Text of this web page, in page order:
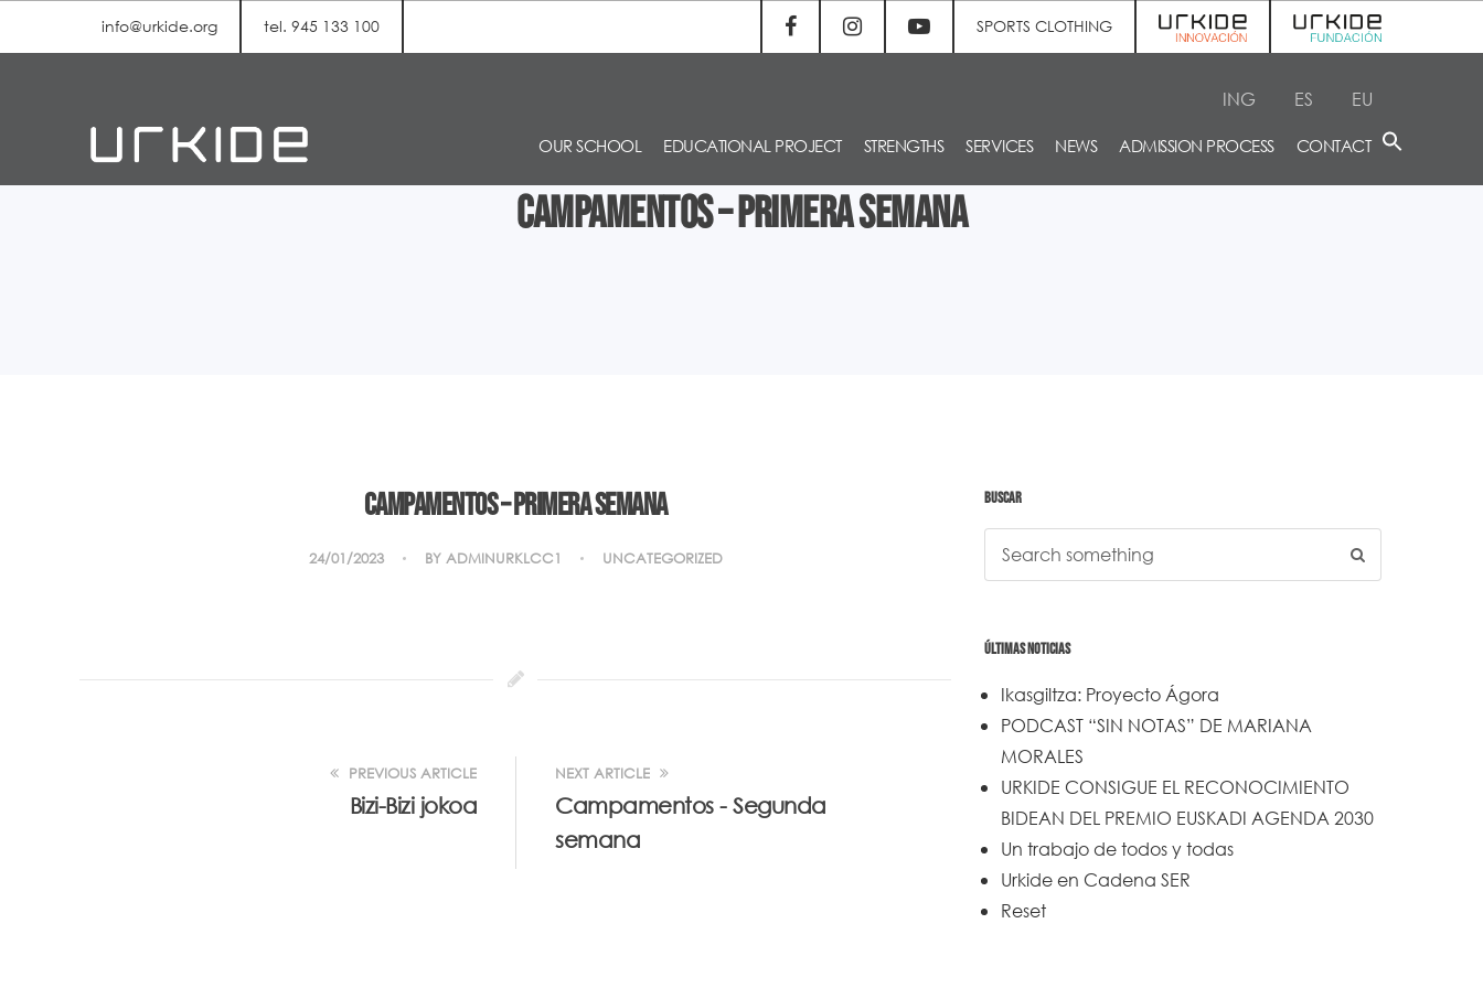
info@urkide.org tel. 945 133 100 SPORTS CLOTHING
ING ES EU
OUR SCHOOL EDUCATIONAL PROJECT STRENGTHS SERVICES NEWS ADMISSION PROCESS CONTACT
Campamentos – Primera semana
Campamentos – Primera semana
24/01/2023 BY ADMINURKLCC1 UNCATEGORIZED
PREVIOUS ARTICLE
Bizi-Bizi jokoa
NEXT ARTICLE
Campamentos - Segunda
semana
BUSCAR
ÚLTIMAS NOTICIAS
Ikasgiltza: Proyecto Ágora
PODCAST “SIN NOTAS” DE MARIANA
MORALES
URKIDE CONSIGUE EL RECONOCIMIENTO
BIDEAN DEL PREMIO EUSKADI AGENDA 2030
Un trabajo de todos y todas
Urkide en Cadena SER
Reset